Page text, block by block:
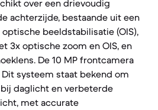
over een drievoudig
achterzijde, bestaande uit een
beeldstabilisatie (OIS),
3x optische zoom en OIS, en
De 10 MP frontcamera
systeem staat bekend om
daglicht en verbeterde
met accurate